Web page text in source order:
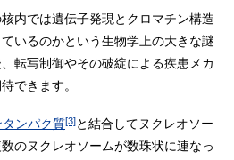
内では遺伝子発現とクロマチン構造
いるのかという生物学上の大きな謎
転写制御やその破綻による疾患メカ
できます。
タンパク質[3]と結合してヌクレオソー
のヌクレオソームが数珠状に連なっ